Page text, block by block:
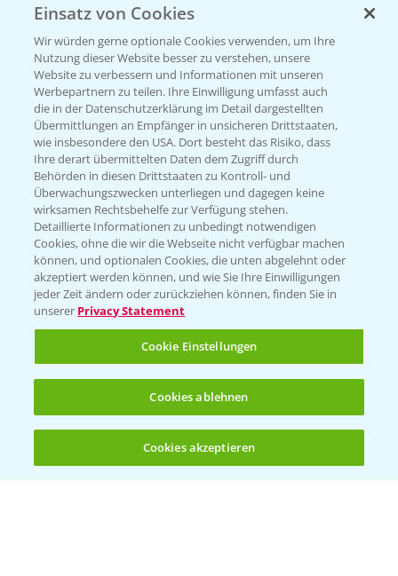
(noch 4)
Beratung auf WhatsApp
T.+49 (0)174 346 564 1
KONTAKT
Hilfe in Notfällen
T.+49 (0)214/30-20220
Folgen Sie uns
Allgemeine Nutzungsbedingungen
Datenschutzerklärung
Einsatz von Cookies
Wir würden gerne optionale Cookies verwenden, um Ihre
Nutzung dieser Website besser zu verstehen, unsere
Website zu verbessern und Informationen mit unseren
Werbepartnern zu teilen. Ihre Einwilligung umfasst auch
die in der Datenschutzerklärung im Detail dargestellten
Übermittlungen an Empfänger in unsicheren Drittstaaten,
wie insbesondere den USA. Dort besteht das Risiko, dass
Ihre derart übermittelten Daten dem Zugriff durch
Behörden in diesen Drittstaaten zu Kontroll- und
Überwachungszwecken unterliegen und dagegen keine
wirksamen Rechtsbehelfe zur Verfügung stehen.
Detaillierte Informationen zu unbedingt notwendigen
Cookies, ohne die wir die Webseite nicht verfügbar machen
können, und optionalen Cookies, die unten abgelehnt oder
akzeptiert werden können, und wie Sie Ihre Einwilligungen
jeder Zeit ändern oder zurückziehen können, finden Sie in
unserer Privacy Statement
Cookie Einstellungen
Cookies ablehnen
Cookies akzeptieren